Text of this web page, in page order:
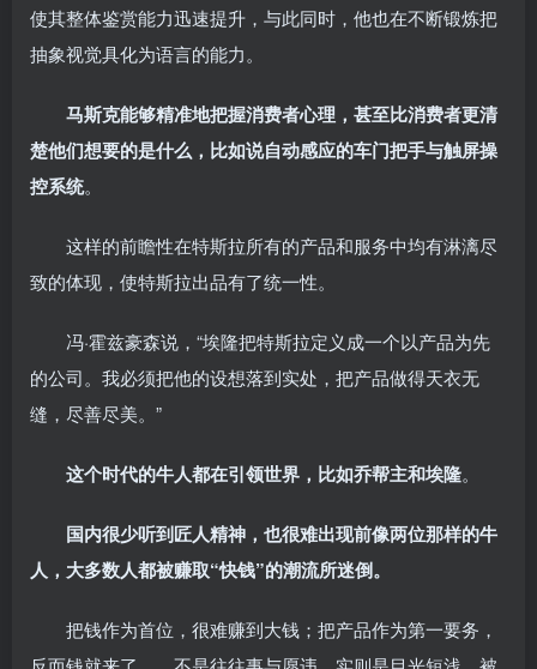
使其整体鉴赏能力迅速提升，与此同时，他也在不断锻炼把
抽象视觉具化为语言的能力。
马斯克能够精准地把握消费者心理，甚至比消费者更清
楚他们想要的是什么，比如说自动感应的车门把手与触屏操
控系统。
这样的前瞻性在特斯拉所有的产品和服务中均有淋漓尽
致的体现，使特斯拉出品有了统一性。
冯·霍兹豪森说，“埃隆把特斯拉定义成一个以产品为先
的公司。我必须把他的设想落到实处，把产品做得天衣无
缝，尽善尽美。”
这个时代的牛人都在引领世界，比如乔帮主和埃隆。
国内很少听到匠人精神，也很难出现前像两位那样的牛
人，大多数人都被赚取“快钱”的潮流所迷倒。
把钱作为首位，很难赚到大钱；把产品作为第一要务，